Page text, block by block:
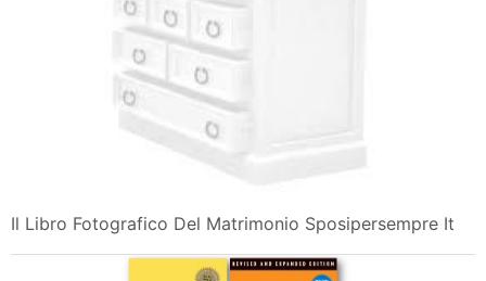
Il Libro Fotografico Del Matrimonio Sposipersempre It